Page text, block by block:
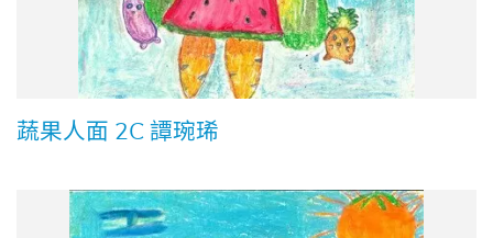
蔬果人面 2C 譚琬琋